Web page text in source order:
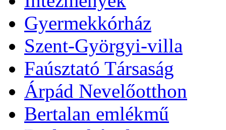
Gyermekkórház
Szent-Györgyi-villa
Faúsztató Társaság
Árpád Nevelőotthon
Bertalan emlékmű